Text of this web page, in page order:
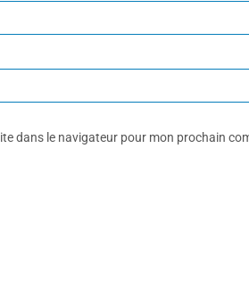
dans le navigateur pour mon prochain